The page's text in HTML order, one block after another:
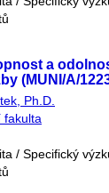
a
(MUNI/A/
Ph.D.
fakulta
/ Specifický